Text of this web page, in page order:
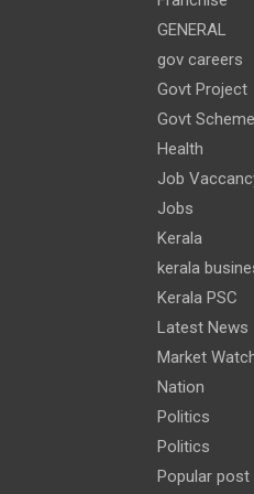
GENERAL
gov careers
Govt Project
Govt
Health
Job
Jobs
Kerala
kerala
Kerala PSC
Latest News
Market
Nation
Politics
Politics
Popular post